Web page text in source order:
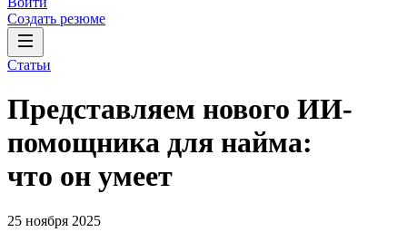
Создать резюме
Статьи
Представляем нового ИИ-
помощника для найма:
что он умеет
25 ноября 2025